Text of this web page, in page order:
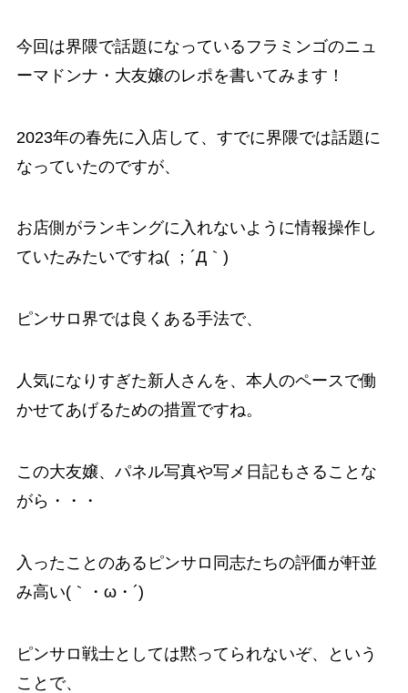
今回は界隈で話題になっているフラミンゴのニュ
ーマドンナ・大友嬢のレポを書いてみます！
2023年の春先に入店して、すでに界隈では話題に
なっていたのですが、
お店側がランキングに入れないように情報操作し
ていたみたいですね( ；´Д｀)
ピンサロ界では良くある手法で、
人気になりすぎた新人さんを、本人のペースで働
かせてあげるための措置ですね。
この大友嬢、パネル写真や写メ日記もさることな
がら・・・
入ったことのあるピンサロ同志たちの評価が軒並
み高い(｀・ω・´)
ピンサロ戦士としては黙ってられないぞ、という
ことで、